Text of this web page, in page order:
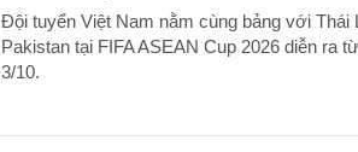
Đội tuyển Việt Nam nằm cùng bảng với Thái
Pakistan tại FIFA ASEAN Cup 2026 diễn ra
3/10.